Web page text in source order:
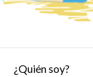
¿Quién soy?